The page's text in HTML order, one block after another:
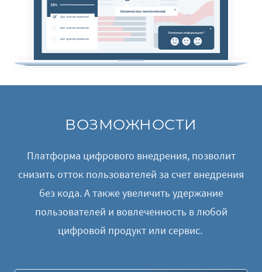
ВОЗМОЖНОСТИ
Платформа цифрового внедрения, позволит
снизить отток пользователей за счет внедрения
без кода. А также увеличить удержание
пользователей и вовлеченность в любой
цифровой продукт или сервис.